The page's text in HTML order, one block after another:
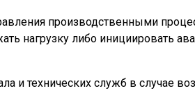
производственными
нагрузку либо инициировать
и технических служб в случае